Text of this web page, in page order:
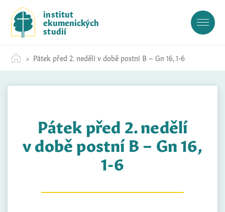
c
institut
ekumenických
studií
Pátek před 2. nedělí v době postní B – Gn 16, 1-6
Pátek před 2. nedělí
v době postní B – Gn 16,
1-6